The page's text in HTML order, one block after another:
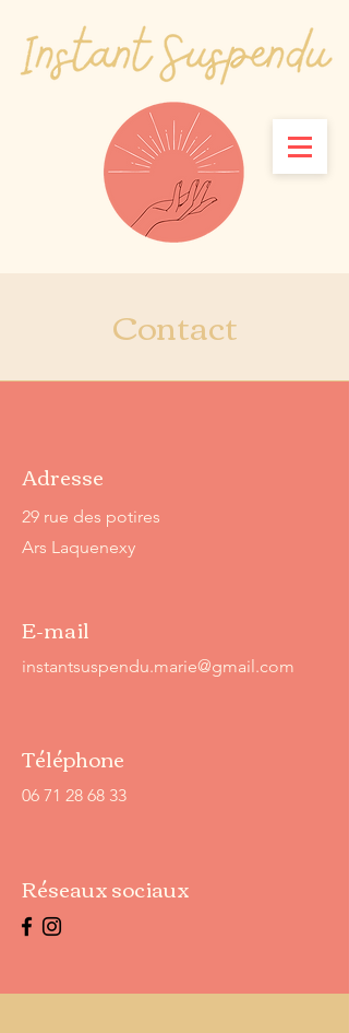
Contact
Adresse
29 rue des potires
Ars Laquenexy
E-mail
instantsuspendu.marie@gmail.com
Téléphone
06 71 28 68 33
Réseaux sociaux